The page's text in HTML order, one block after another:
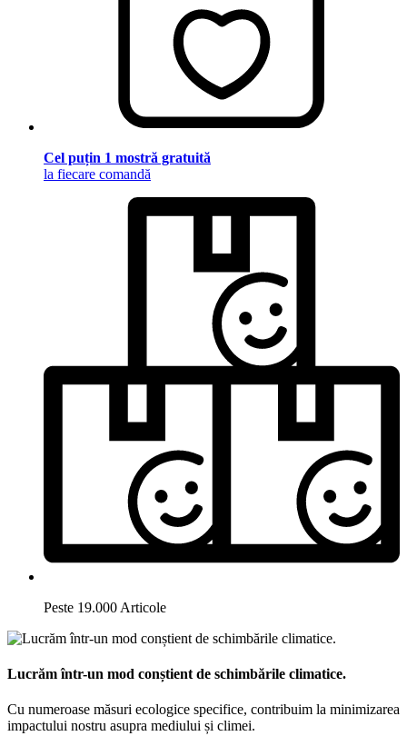
Cel puțin 1 mostră gratuită
la fiecare comandă
Peste 19.000 Articole
Lucrăm într-un mod conștient de schimbările climatice.
Cu numeroase măsuri ecologice specifice, contribuim la minimizarea
impactului nostru asupra mediului și climei.